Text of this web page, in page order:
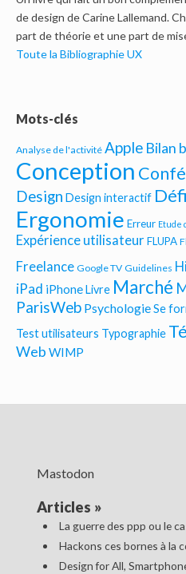
de design de Carine Lallemand.
part de théorie et une part de
Toute la Bibliographie UX
Mots-clés
Analyse de l'activité Apple Bilan
Conception
Design Design interactif
Ergonomie Erreur Etude
Expérience utilisateur FLUPA
Freelance Google TV Guidelines
iPad iPhoneLivre Marché
ParisWeb PsychologieSe
Test utilisateurs Typographie
Web WIMP
Mastodon
Articles »
La guerre des ppp ou le
Hackons ces bornes à la
Design for All,